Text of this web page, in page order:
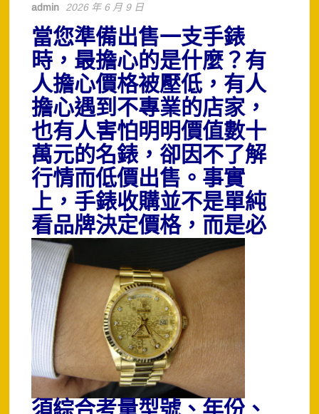
admin 2026 年 6 月 9 日
當您準備出售一支手錶
時，最擔心的是什麼？有
人擔心價格被壓低，有人
擔心遇到不專業的店家，
也有人害怕明明價值數十
萬元的名錶，卻因不了解
行情而低價出售。 事實
上，手錶收購並不是單純
看品牌決定價格，而是必